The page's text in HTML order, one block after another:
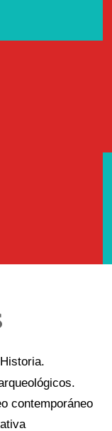
Historia.
contemporáneo